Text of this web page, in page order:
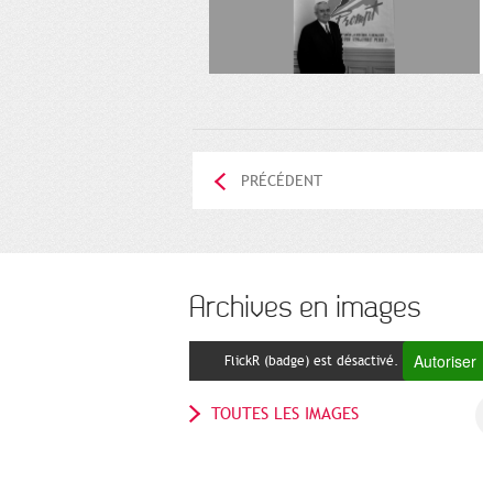
PRÉCÉDENT
Archives en images
FlickR (badge) est désactivé. Autoriser
TOUTES LES IMAGES